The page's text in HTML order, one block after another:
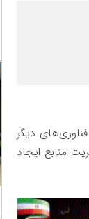
دیگر
منابع ایجاد